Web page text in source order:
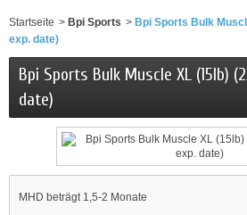
Startseite > Bpi Sports > Bpi Sports Bulk
exp. date)
Bpi Sports Bulk Muscle XL (15lb)
date)
MHD beträgt 1,5-2 Monate